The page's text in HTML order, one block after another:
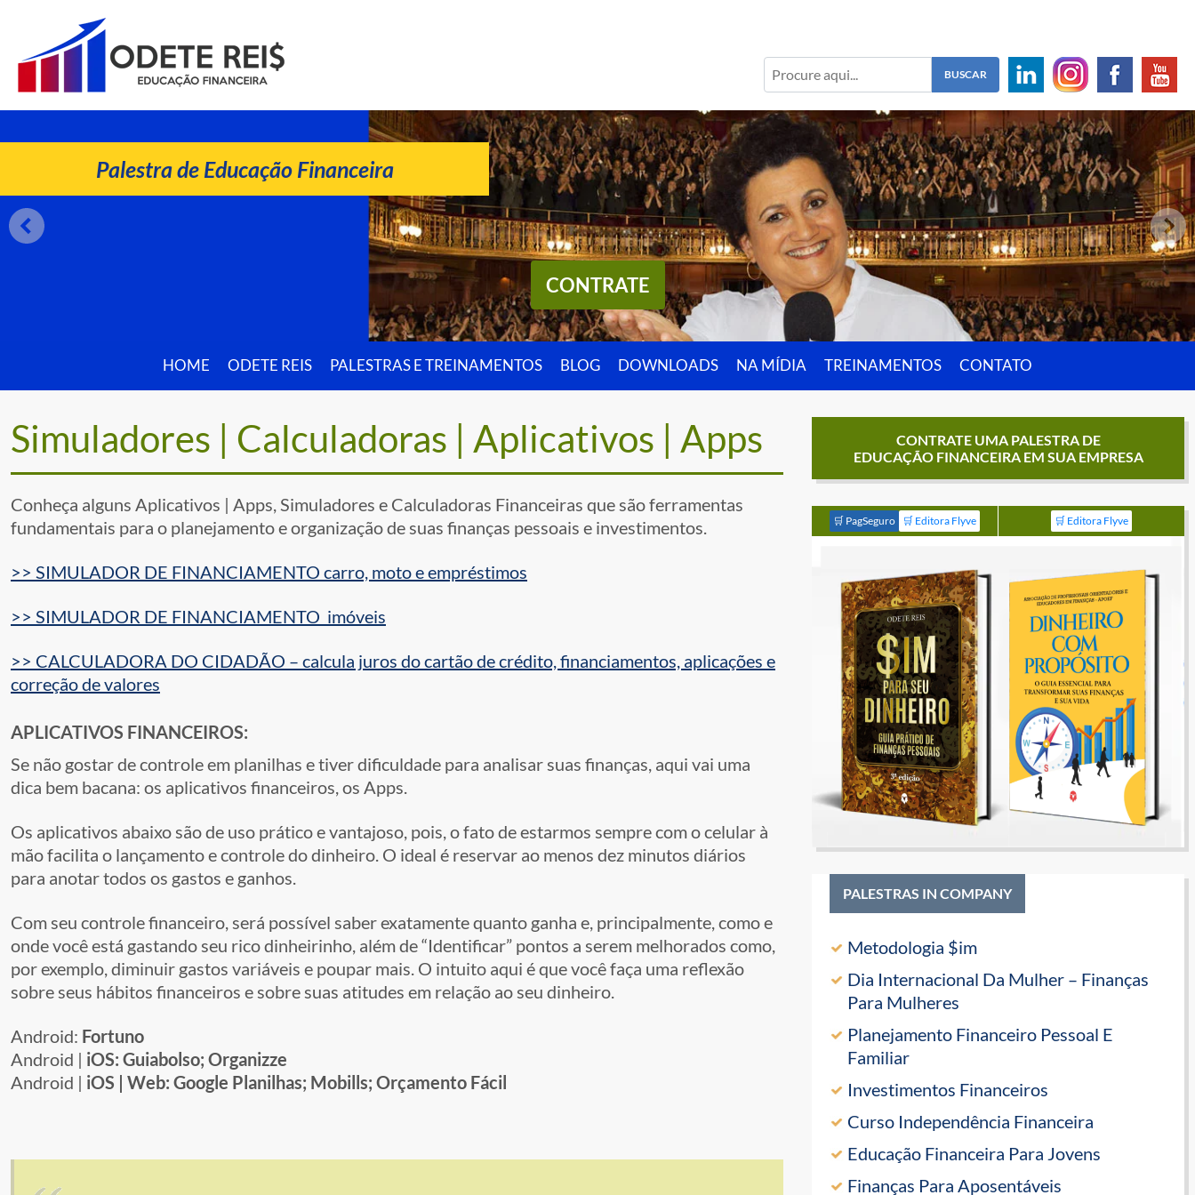
ODETE REIS
Palestrante de Educação Financeira
Palestra de Educação Financeira
CONTRATE
HOME ODETE REIS PALESTRAS E TREINAMENTOS BLOG DOWNLOADS NA MÍDIA TREINAMENTOS CONTATO
Simuladores | Calculadoras | Aplicativos | Apps
Conheça alguns Aplicativos | Apps, Simuladores e Calculadoras Financeiras que são ferramentas
fundamentais para o planejamento e organização de suas finanças pessoais e investimentos.
>> SIMULADOR DE FINANCIAMENTO carro, moto e empréstimos
>> SIMULADOR DE FINANCIAMENTO imóveis
>> CALCULADORA DO CIDADÃO – calcula juros do cartão de crédito, financiamentos, aplicações e
correção de valores
APLICATIVOS FINANCEIROS:
Se não gostar de controle em planilhas e tiver dificuldade para analisar suas finanças, aqui vai uma
dica bem bacana: os aplicativos financeiros, os Apps.
Os aplicativos abaixo são de uso prático e vantajoso, pois, o fato de estarmos sempre com o celular à
mão facilita o lançamento e controle do dinheiro. O ideal é reservar ao menos dez minutos diários
para anotar todos os gastos e ganhos.
Com seu controle financeiro, será possível saber exatamente quanto ganha e, principalmente, como e
onde você está gastando seu rico dinheirinho, além de “Identificar” pontos a serem melhorados como,
por exemplo, diminuir gastos variáveis e poupar mais. O intuito aqui é que você faça uma reflexão
sobre seus hábitos financeiros e sobre suas atitudes em relação ao seu dinheiro.
Android: Fortuno
Android | iOS: Guiabolso; Organizze
Android | iOS | Web: Google Planilhas; Mobills; Orçamento Fácil
CONTRATE UMA PALESTRA DE
EDUCAÇÃO FINANCEIRA EM SUA EMPRESA
🛒 PagSeguro 🛒 Editora Flyve 🛒 Editora Flyve
PALESTRAS IN COMPANY
Metodologia $im
Dia Internacional Da Mulher – Finanças
Para Mulheres
Planejamento Financeiro Pessoal E
Familiar
Investimentos Financeiros
Curso Independência Financeira
Educação Financeira Para Jovens
Finanças Para Aposentáveis